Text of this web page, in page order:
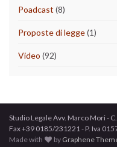
Poadcast (8)
Proposte di legge(1)
Video (92)
Studio Legale Avv. Marco Mori -
Fax +39 0185/231221 - P. Iva
Made with
by Graphene